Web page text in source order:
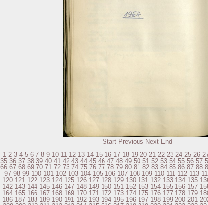
Start Previous Next End
1 2 3 4 5 6 7 8 9 10 11 12 13 14 15 16 17 18 19 20 21 22 23 24 25 26
35 36 37 38 39 40 41 42 43 44 45 46 47 48 49 50 51 52 53 54 55 56 57
66 67 68 69 70 71 72 73 74 75 76 77 78 79 80 81 82 83 84 85 86 87 88
97 98 99 100 101 102 103 104 105 106 107 108 109 110 111 112 113
120 121 122 123 124 125 126 127 128 129 130 131 132 133 134 135
142 143 144 145 146 147 148 149 150 151 152 153 154 155 156 157
164 165 166 167 168 169 170 171 172 173 174 175 176 177 178 179
186 187 188 189 190 191 192 193 194 195 196 197 198 199 200 201